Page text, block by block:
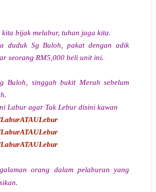
kita bijak melabur, tuhan jaga kita.
duduk Sg Buloh, pakat dengan adik
seorang RM5,000 beli unit ini.
Buloh, singgah bukit Merah sebelum
Labur agar Tak Lebur disini kawan
orang dalam pelaburan yang